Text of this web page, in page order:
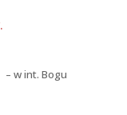
int. Bogu